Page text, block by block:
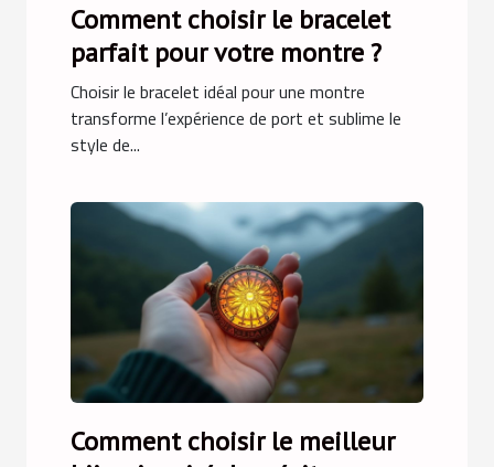
Comment choisir le bracelet
parfait pour votre montre ?
Choisir le bracelet idéal pour une montre
transforme l’expérience de port et sublime le
style de...
Comment choisir le meilleur